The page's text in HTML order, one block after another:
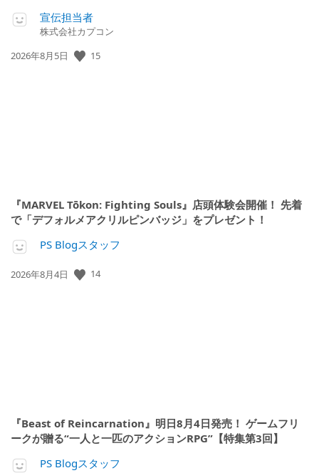
宣伝担当者
株式会社カプコン
公
2026年8月5日 15
『MARVEL Tōkon: Fighting Souls』店頭体験会開催！ 先着
で「デフォルメアクリルピンバッジ」をプレゼント！
PS Blogスタッフ
公
2026年8月4日 14
『Beast of Reincarnation』明日8月4日発売！ ゲームフリ
ークが贈る“一人と一匹のアクションRPG”【特集第3回】
PS Blogスタッフ